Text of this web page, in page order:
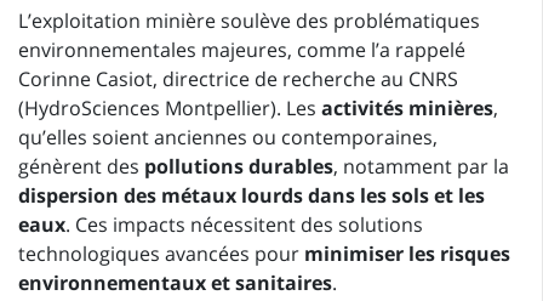
L’exploitation minière soulève des problématiques
environnementales majeures, comme l’a rappelé
Corinne Casiot, directrice de recherche au CNRS
(HydroSciences Montpellier). Les activités minières,
qu’elles soient anciennes ou contemporaines,
génèrent des pollutions durables, notamment par la
dispersion des métaux lourds dans les sols et les
eaux. Ces impacts nécessitent des solutions
technologiques avancées pour minimiser les risques
environnementaux et sanitaires.